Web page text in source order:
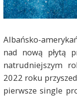
Albańsko-
nad nową płytą
natrudniejszym
2022 roku
pierwsze single